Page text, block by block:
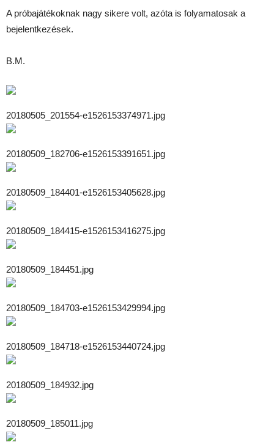
A próbajátékoknak nagy sikere volt, azóta is folyamatosak a
bejelentkezések.
B.M.
20180505_201554-e1526153374971.jpg
20180509_182706-e1526153391651.jpg
20180509_184401-e1526153405628.jpg
20180509_184415-e1526153416275.jpg
20180509_184451.jpg
20180509_184703-e1526153429994.jpg
20180509_184718-e1526153440724.jpg
20180509_184932.jpg
20180509_185011.jpg